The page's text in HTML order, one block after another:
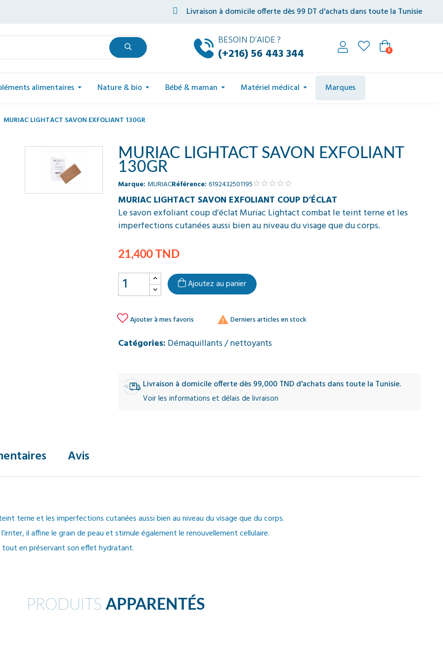
Livraison à domicile offerte dès 99 DT d'achats dans toute la Tunisie
BESOIN D’AIDE ?
(+216) 56 443 344 0
alimentaires Nature & bio Bébé & maman Matériel médical Marques
MURIAC LIGHTACT SAVON EXFOLIANT 130GR
MURIAC LIGHTACT SAVON EXFOLIANT
130GR
Marque: MURIACRéférence: 6192432501195
MURIAC LIGHTACT SAVON EXFOLIANT COUP D’ÉCLAT
Le savon exfoliant coup d’éclat Muriac Lightact combat le teint terne et les
imperfections cutanées aussi bien au niveau du visage que du corps.
21,400 TND
Ajoutez au panier
Ajouter à mes favoris  Derniers articles en stock
Catégories: Démaquillants / nettoyants
Livraison à domicile offerte dès 99,000 TND d'achats dans toute la Tunisie.
Voir les informations et délais de livraison
Avis
terne et les imperfections cutanées aussi bien au niveau du visage que du corps.
il affine le grain de peau et stimule également le renouvellement cellulaire.
en préservant son effet hydratant.
PRODUITS APPARENTÉS